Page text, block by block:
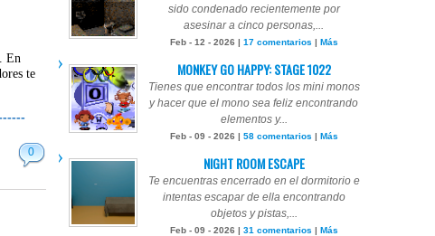
. En
te
0
sido condenado recientemente por
asesinar a cinco personas,...
Feb - 12 - 2026 | 17 comentarios | Más
MONKEY GO HAPPY: STAGE 1022
Tienes que encontrar todos los mini monos
y hacer que el mono sea feliz encontrando
elementos y...
Feb - 09 - 2026 | 58 comentarios | Más
NIGHT ROOM ESCAPE
Te encuentras encerrado en el dormitorio e
intentas escapar de ella encontrando
objetos y pistas,...
Feb - 09 - 2026 | 31 comentarios | Más